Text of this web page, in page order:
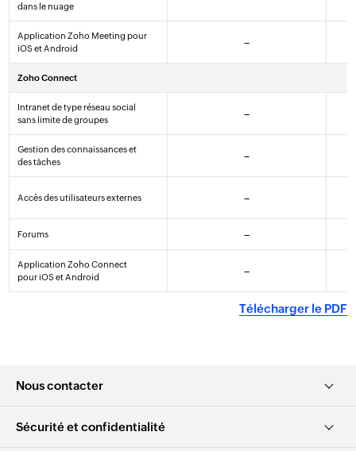
S’INSCRIRE
dans le nuage
Application Zoho Meeting pour
iOS et Android
–
Zoho Connect
Intranet de type réseau social
sans limite de groupes
–
Gestion des connaissances et
des tâches
–
Accès des utilisateurs externes –
Forums –
Application Zoho Connect
pour iOS et Android
–
Télécharger le PDF
Nous contacter
Sécurité et confidentialité